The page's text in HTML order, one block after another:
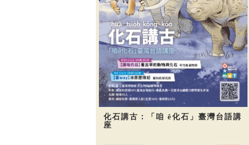
化石講古：「咱 ê化石」臺灣台語講
座